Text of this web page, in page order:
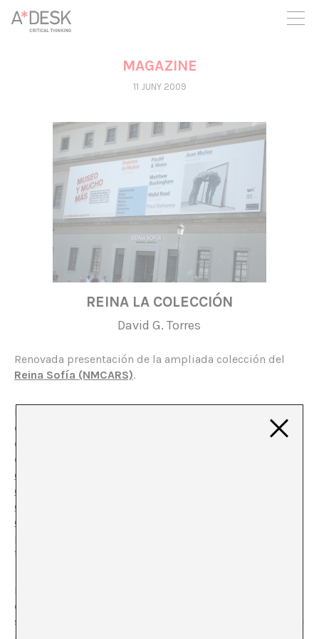
seguim necessitant-te per a poder seguir endavant. Ara pots
participar del projecte i recolzar-lo.
MAGAZINE
11 JUNY 2009
REINA LA COLECCIÓN
David G. Torres
Renovada presentación de la ampliada colección del
Reina Sofía (NMCARS).
Presentación acompañada de amores desaforados y
desengañados (no sé como sino interpretar la
enigmática frase de
colección: “la aureola que imprime
cabeza que la piensa, incluso cuando ésta lucha con lo
extraño del texto hasta temer a su propia inteligencia”),
críticas contundentes y réplicas dañadas (la discusión
de
propósito de códigos de buenas prácticas,
trasparencia, pensamiento crítico “único”…)…
De entrada, lo que más se nota, y mucho, es el trabajo
de adecuación de las condiciones de exhibición de las
salas. Aquí, ese trabajo se palpa y ha sido visible casi de